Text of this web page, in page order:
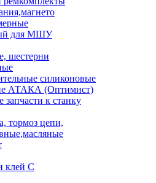
для МШУ
шестерни
силиконовые
АТАКА (Оптимист)
к станку
тормоз цепи,
клей С